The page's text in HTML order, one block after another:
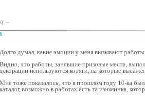
--
Долго думал, какие эмоции у меня вызывают
Видно, что работы, занявшие призовые места,
декорации используются коряги, на которые
Мне тоже показалось, что в прошлом году 10-ка
каталог, возможно в работах есть та изюминка,